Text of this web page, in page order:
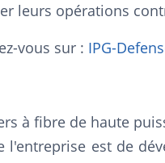
leurs opérations
vous sur : IPG-
à fibre de haute
l'entreprise est de